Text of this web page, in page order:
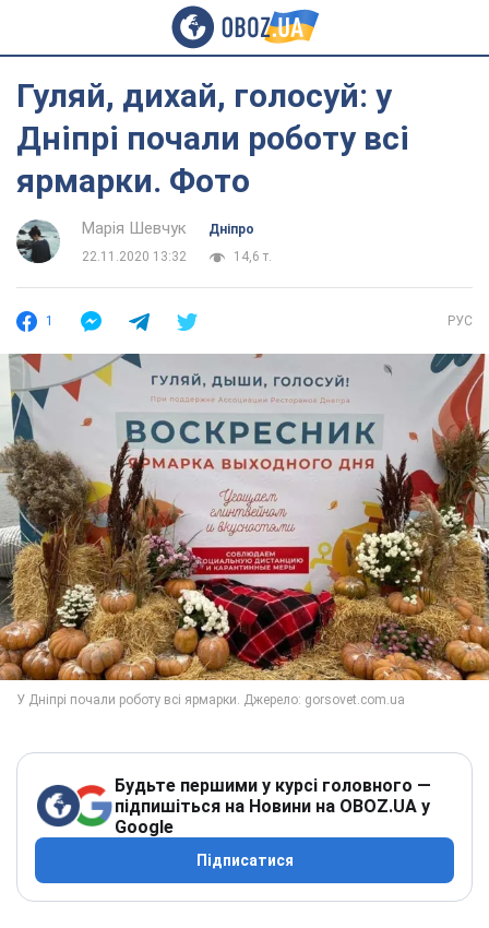
Гуляй, дихай, голосуй: у
Дніпрі почали роботу всі
ярмарки. Фото
Марія Шевчук
Дніпро
22.11.2020 13:32
14,6 т.
1 РУС
Будьте першими у курсі головного —
підпишіться на Новини на OBOZ.UA у
Google
Підписатися